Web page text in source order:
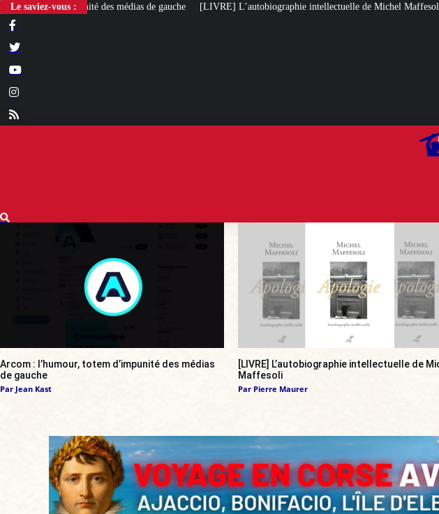
Le saviez-vous : [LIVRE] L’autobiographie intellectuelle de Michel Maffesoli Pour regagner son
Arcom : l’humour, totem d’impunité des médias
de gauche
Par Jean Kast
[LIVRE] L’autobiographie intellectuelle de
Maffesoli
Par Pierre Maurer